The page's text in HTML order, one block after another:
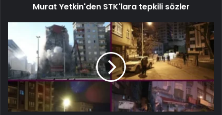
Murat Yetkin'den STK'lara tepkili sözler